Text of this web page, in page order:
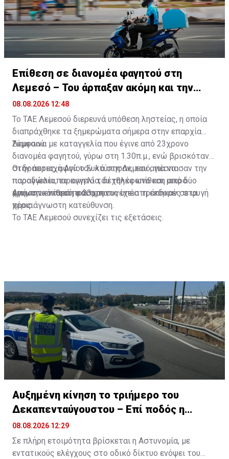
Επίθεση σε διανομέα φαγητού στη
Λεμεσό – Του άρπαξαν ακόμη και την
παραγγελία
08.08.2026 12:48
Το ΤΑΕ Λεμεσού διερευνά υπόθεση ληστείας, η οποία
διαπράχθηκε τα ξημερώματα σήμερα στην επαρχία
Λεμεσού.
Σύμφωνα με καταγγελία που έγινε από 23χρονο
διανομέα φαγητού, γύρω στη 1.30π.μ., ενώ βρισκόταν
στην περιοχή Αγίου Συλά στη Λεμεσό, για να
παραδώσει παραγγελία, δέχθηκε επίθεση από δύο
άγνωστα νεαρά πρόσωπα.
Οι δράστες, αφού τον κτύπησαν, του απέσπασαν την
παραγγελία, το κινητό του τηλέφωνο και μικρό
χρηματικό ποσό, και στη συνέχεια τράπηκαν σε φυγή
προς άγνωστη κατεύθυνση.
Από την επίθεση ο 23χρονος υπέστη εκδορές στα
χέρια.
Το ΤΑΕ Λεμεσού συνεχίζει τις εξετάσεις.
Αυξημένη κίνηση το τριήμερο του
Δεκαπενταύγουστου – Επί ποδός η
Αστυνομία
08.08.2026 12:29
Σε πλήρη ετοιμότητα βρίσκεται η Αστυνομία, με
εντατικούς ελέγχους στο οδικό δίκτυο ενόψει του